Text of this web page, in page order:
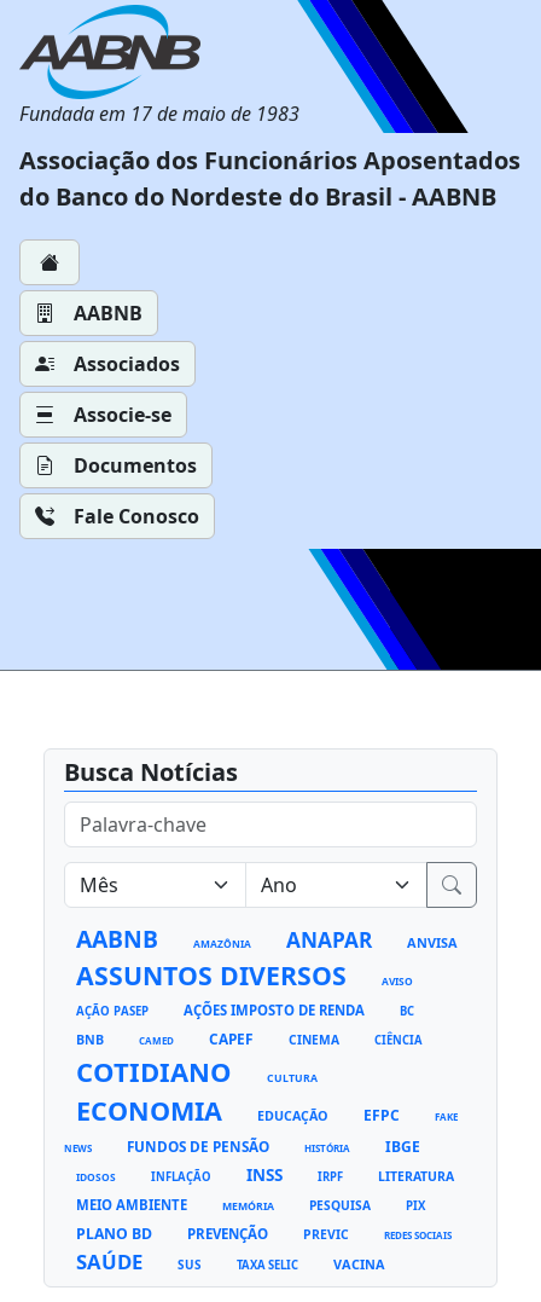
Fundada em 17 de maio de 1983
Associação dos Funcionários Aposentados
do Banco do Nordeste do Brasil - AABNB
AABNB
Associados
Associe-se
Documentos
Fale Conosco
Busca Notícias
AABNB AMAZÔNIA ANAPAR ANVISA
ASSUNTOS DIVERSOS AVISO
AÇÃO PASEP AÇÕES IMPOSTO DE RENDA BC
BNB CAMED CAPEF CINEMA CIÊNCIA
COTIDIANO CULTURA
ECONOMIA EDUCAÇÃO EFPC FAKE
NEWS FUNDOS DE PENSÃO HISTÓRIA IBGE
IDOSOS INFLAÇÃO INSS IRPF LITERATURA
MEIO AMBIENTE MEMÓRIA PESQUISA PIX
PLANO BD PREVENÇÃO PREVIC REDES SOCIAIS
SAÚDE SUS TAXA SELIC VACINA